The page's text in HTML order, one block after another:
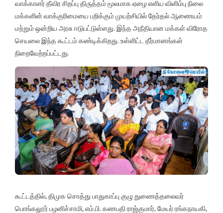
வாக்காளர் தீவிர சிறப்பு திருத்தம் மூலமாக ஏழை எளிய விளிம்பு நிலை
மக்களின் வாக்குரிமையை பறிக்கும் முயற்சியில் தேர்தல் ஆணையம்
மற்றும் ஒன்றிய அரசு ஈடுபட்டுள்ளது. இந்த அநீதியான மக்கள் விரோத
செயலை இந்த கூட்டம் கண்டிக்கிறது. உள்ளிட்ட தீர்மானங்கள்
நிறைவேற்றப்பட்டது.
கூட்டத்தில், திமுக சொத்து பாதுகாப்பு குழு துணைத்தலைவர்
பொங்கலூர் பழனிச்சாமி, எம்.பி. கணபதி ராஜ்குமார், மேயர் ரங்கநாயகி,